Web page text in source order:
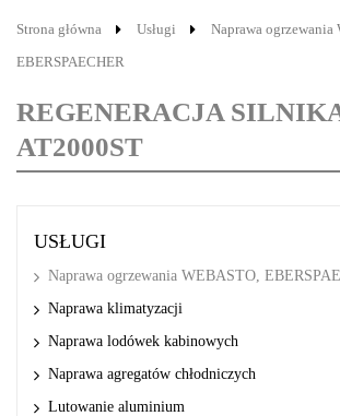
Strona główna Usługi
Naprawa ogrzewania
EBERSPAECHER
REGENERACJA
AT2000ST
USŁUGI
Naprawa ogrzewania WEBASTO,
Naprawa klimatyzacji
Naprawa lodówek kabinowych
Naprawa agregatów chłodniczych
Lutowanie aluminium